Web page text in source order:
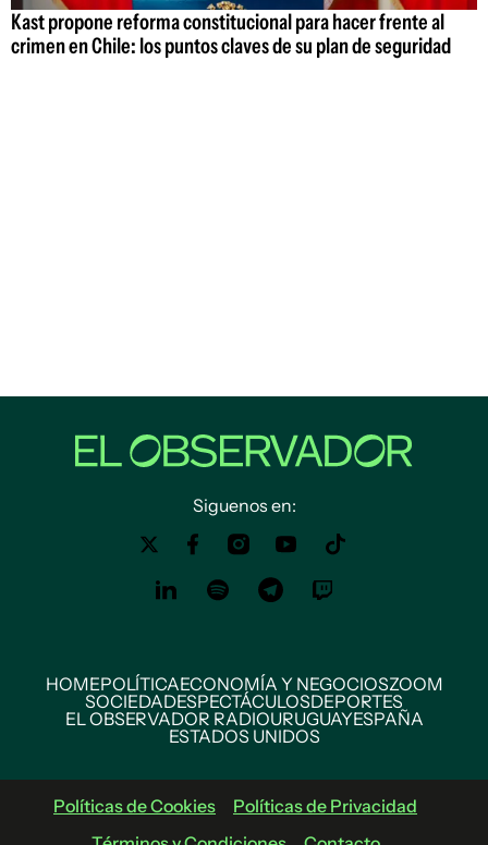
Kast propone reforma constitucional para hacer frente al
crimen en Chile: los puntos claves de su plan de seguridad
Siguenos en:
HOMEPOLÍTICAECONOMÍA Y NEGOCIOSZOOM
SOCIEDADESPECTÁCULOSDEPORTES
EL OBSERVADOR RADIOURUGUAYESPAÑA
ESTADOS UNIDOS
Políticas de Cookies
Políticas de Privacidad